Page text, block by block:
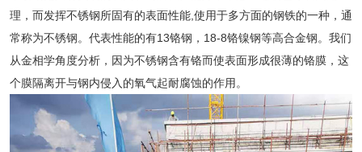
理，而发挥不锈钢所固有的表面性能,使用于多方面的钢铁的一种，通
常称为不锈钢。代表性能的有13铬钢，18-8铬镍钢等高合金钢。我们
从金相学角度分析，因为不锈钢含有铬而使表面形成很薄的铬膜，这
个膜隔离开与钢内侵入的氧气起耐腐蚀的作用。